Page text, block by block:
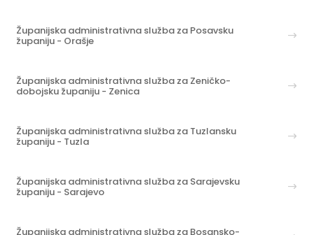
Županijska administrativna služba za Posavsku
županiju - Orašje
Županijska administrativna služba za Zeničko-
dobojsku županiju - Zenica
Županijska administrativna služba za Tuzlansku
županiju - Tuzla
Županijska administrativna služba za Sarajevsku
županiju - Sarajevo
Županijska administrativna služba za Bosansko-